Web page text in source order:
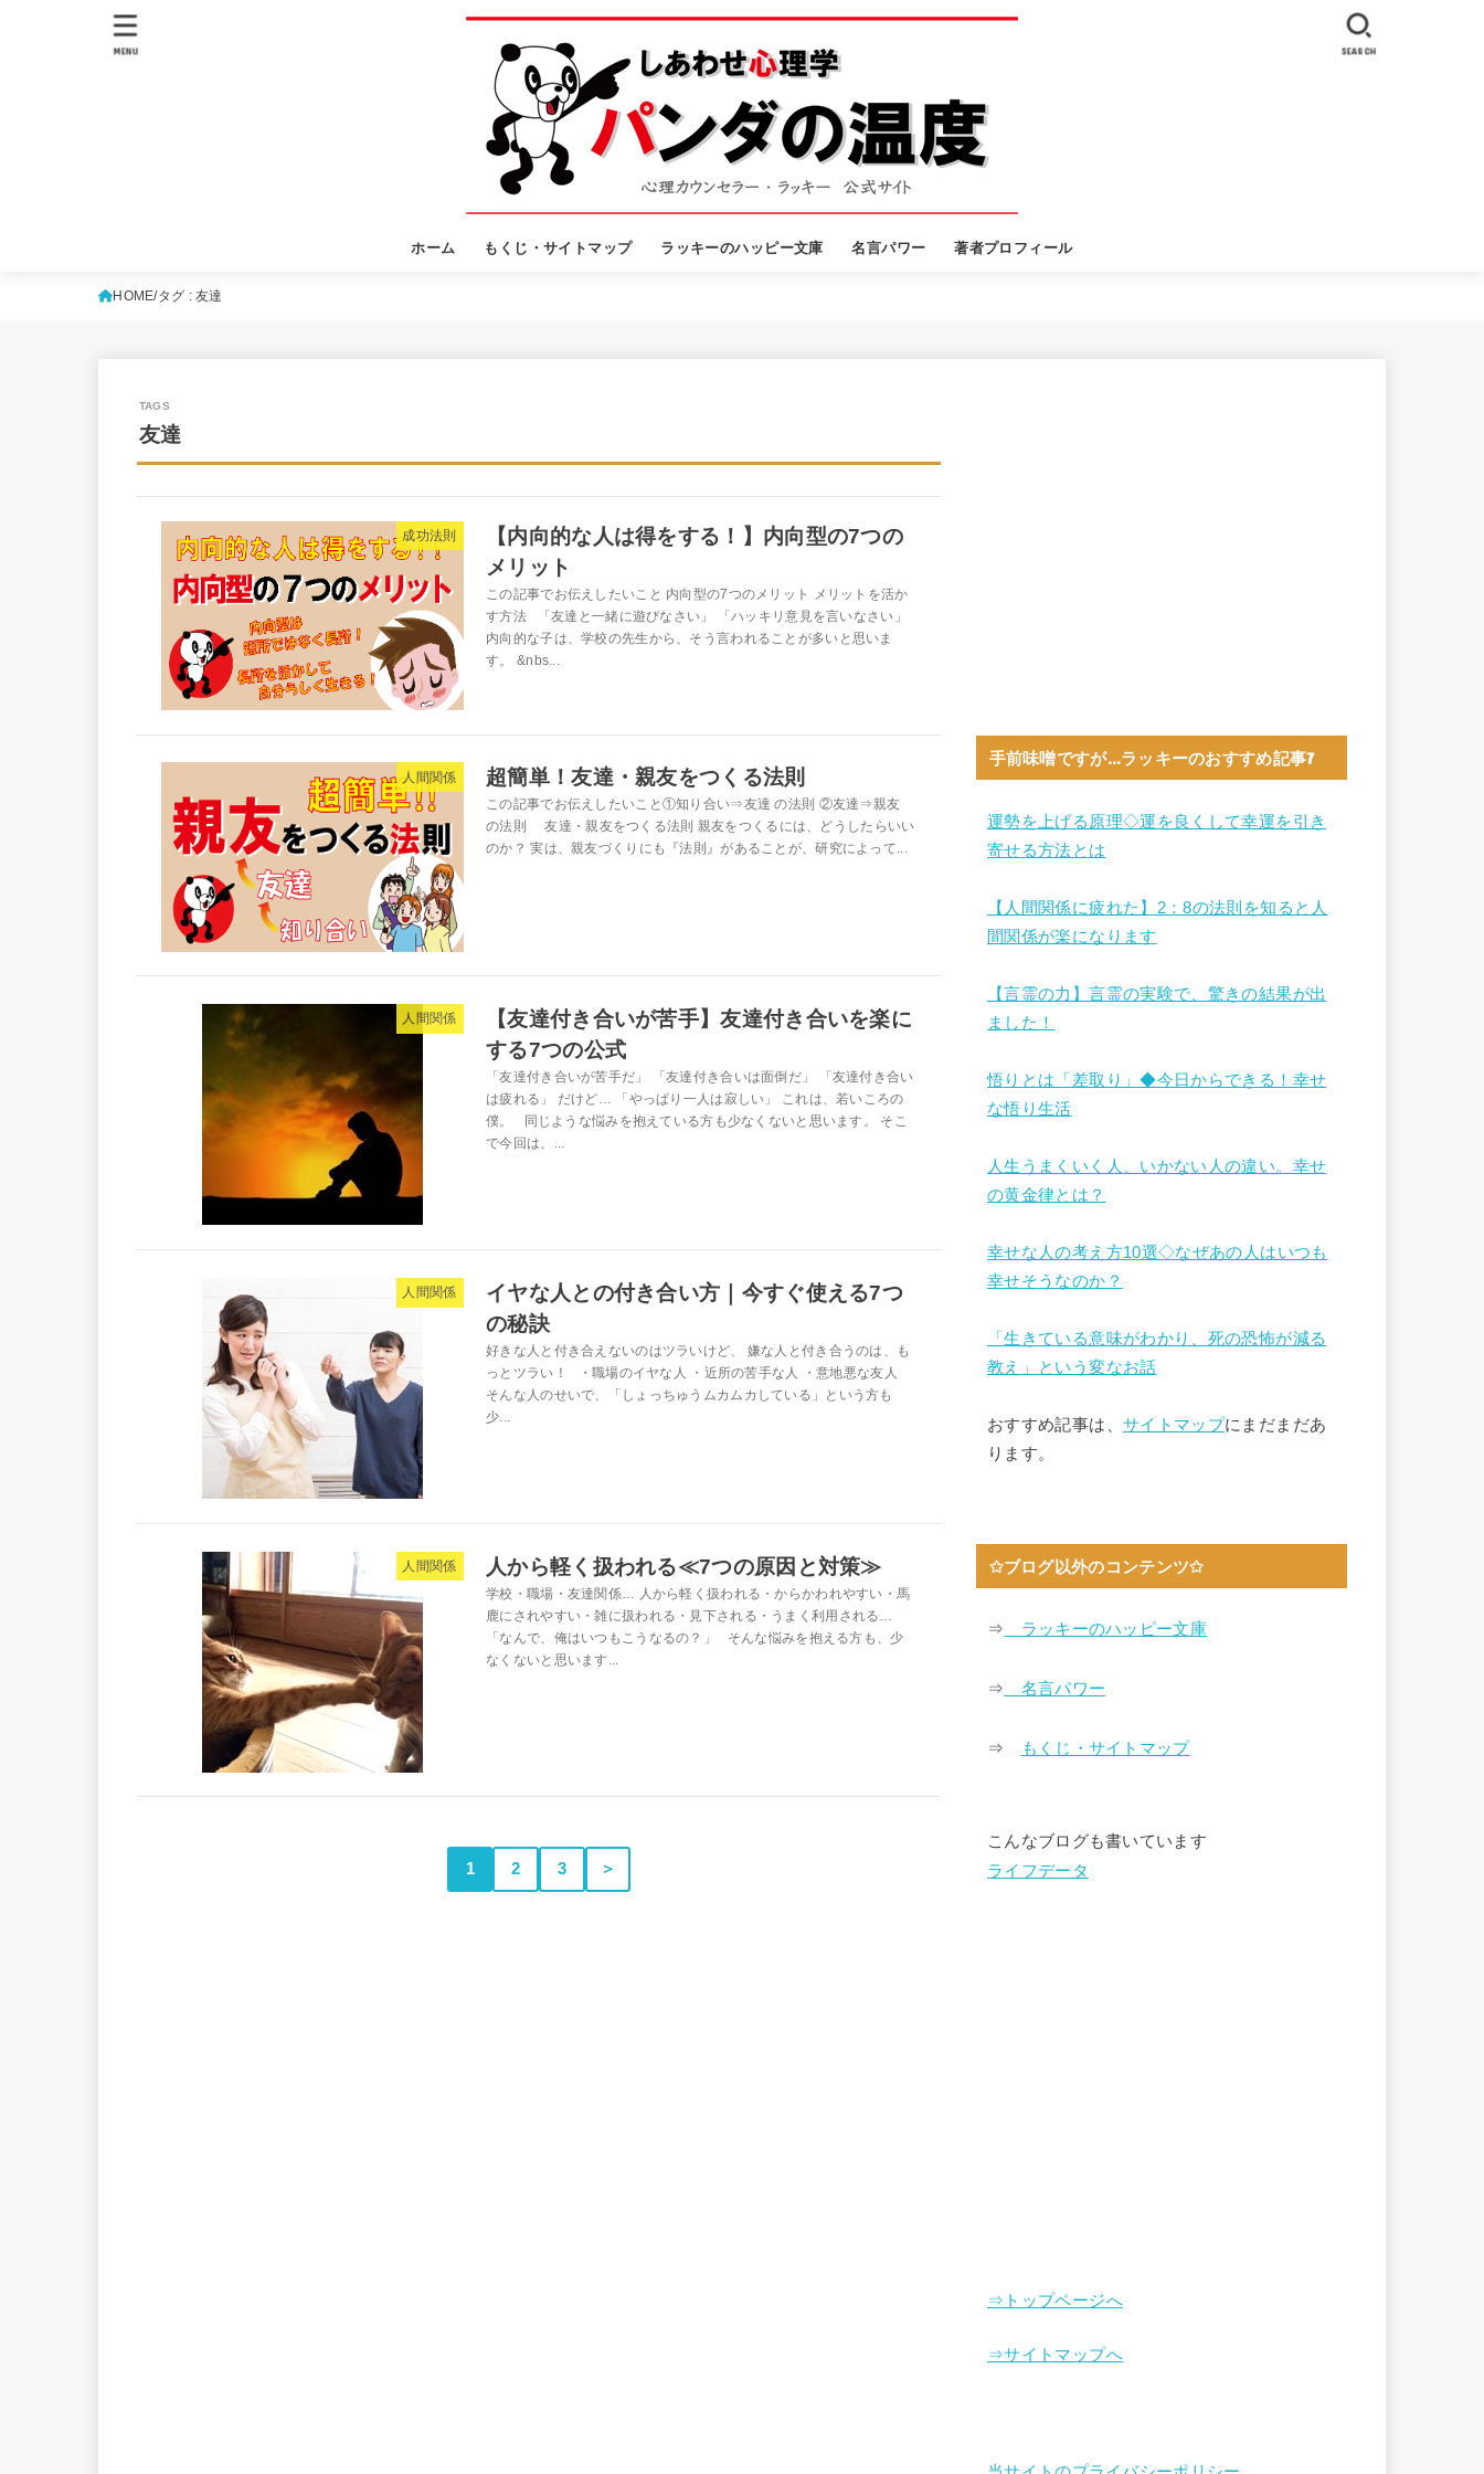
ホーム もくじ・サイトマップ ラッキーのハッピー文庫 名言パワー 著者プロフィール
SEARCH
MENU
HOME タグ : 友達
友達
成功法則
【内向的な人は得をする！】内向型の7つの
メリット
この記事でお伝えしたいこと 内向型の7つのメリット メリットを活か
す方法 「友達と一緒に遊びなさい」 「ハッキリ意見を言いなさい」
内向的な子は、学校の先生から、そう言われることが多いと思いま
す。 &nbs...
人間関係 超簡単！友達・親友をつくる法則
この記事でお伝えしたいこと①知り合い⇒友達 の法則 ②友達⇒親友
の法則 友達・親友をつくる法則 親友をつくるには、どうしたらいい
のか？ 実は、親友づくりにも『法則』があることが、研究によって...
人間関係
【友達付き合いが苦手】友達付き合いを楽に
する7つの公式
「友達付き合いが苦手だ」 「友達付き合いは面倒だ」 「友達付き合い
は疲れる」 だけど… 「やっぱり一人は寂しい」 これは、若いころの
僕。 同じような悩みを抱えている方も少なくないと思います。 そこ
で今回は、...
人間関係
イヤな人との付き合い方｜今すぐ使える7つ
の秘訣
好きな人と付き合えないのはツラいけど、 嫌な人と付き合うのは、も
っとツラい！ ・職場のイヤな人 ・近所の苦手な人 ・意地悪な友人
そんな人のせいで、「しょっちゅうムカムカしている」という方も
少...
人間関係 人から軽く扱われる≪7つの原因と対策≫
学校・職場・友達関係… 人から軽く扱われる・からかわれやすい・馬
鹿にされやすい・雑に扱われる・見下される・うまく利用される…
「なんで、俺はいつもこうなるの？」 そんな悩みを抱える方も、少
なくないと思います...
1 2 3 ＞
手前味噌ですが…ラッキーのおすすめ記事7
運勢を上げる原理◇運を良くして幸運を引き
寄せる方法とは
【人間関係に疲れた】2：8の法則を知ると人
間関係が楽になります
【言霊の力】言霊の実験で、驚きの結果が出
ました！
悟りとは「差取り」◆今日からできる！幸せ
な悟り生活
人生うまくいく人、いかない人の違い。幸せ
の黄金律とは？
幸せな人の考え方10選◇なぜあの人はいつも
幸せそうなのか？
「生きている意味がわかり、死の恐怖が減る
教え」という変なお話
おすすめ記事は、 サイトマップにまだまだあ
ります。
✩ブログ以外のコンテンツ✩
⇒ ラッキーのハッピー文庫
⇒ 名言パワー
⇒ もくじ・サイトマップ
こんなブログも書いています
ライフデータ
⇒トップページへ
⇒サイトマップへ